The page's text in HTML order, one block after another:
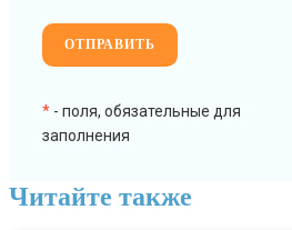
* - поля, обязательные для
заполнения
Читайте также